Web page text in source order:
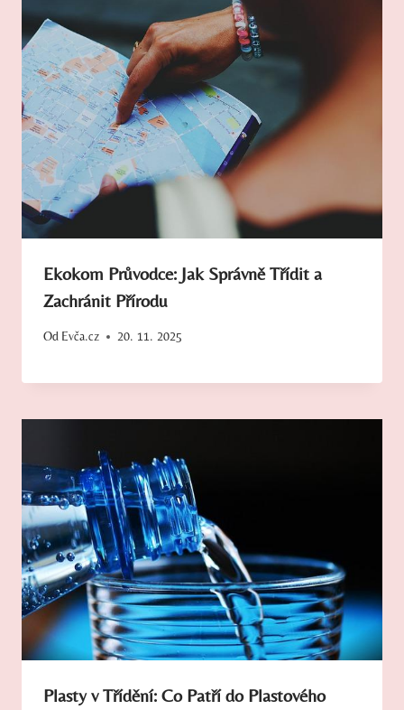
Ekokom Průvodce: Jak Správně Třídit a
Zachránit Přírodu
Od Evča.cz 20. 11. 2025
Plasty v Třídění: Co Patří do Plastového